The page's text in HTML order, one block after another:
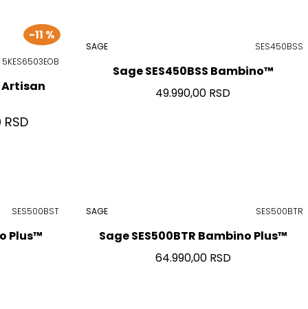
-11 %
5KES6503EOB
Artisan
SAGE SES450BSS
Sage SES450BSS Bambino™
49.990,00 RSD
SES500BST
Plus™
SAGE SES500BTR
Sage SES500BTR Bambino Plus™
64.990,00 RSD